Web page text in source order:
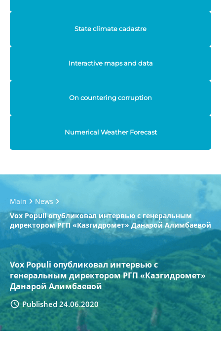
State climate cadastre
Interactive maps and data
On countering corruption
Numerical Weather Forecast
Main
News
Vox Populi опубликовал интервью с генеральным
директором РГП «Казгидромет» Данарой Алимбаевой
Vox Populi опубликовал интервью с
генеральным директором РГП «Казгидромет»
Данарой Алимбаевой
Published 24.06.2020